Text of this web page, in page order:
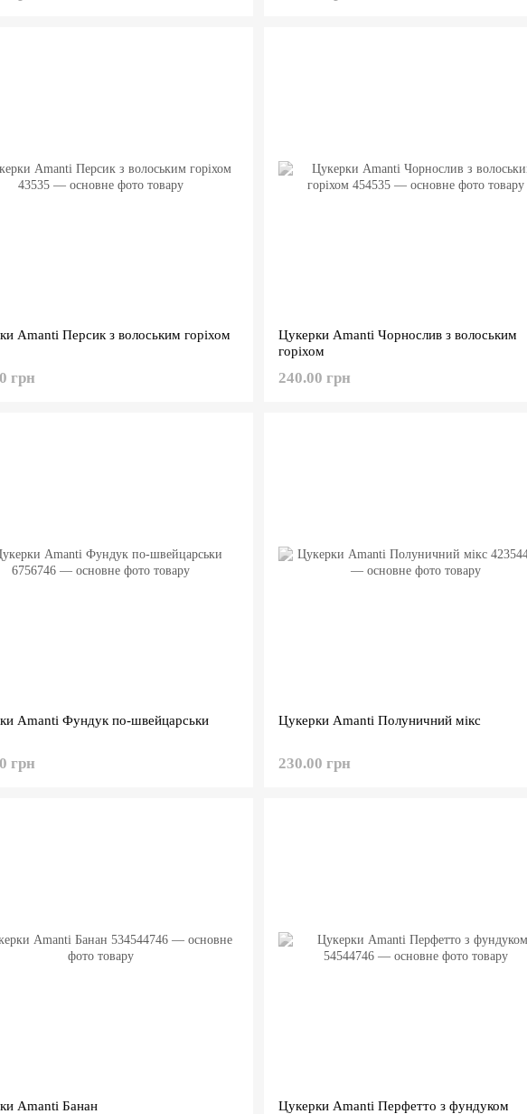
Amanti Персик з волоським горіхом
грн
Цукерки Amanti Чорнослив з волоським
горіхом
240.00 грн
Amanti Фундук по-швейцарськи
грн
Цукерки Amanti Полуничний мікс
230.00 грн
Amanti Банан Цукерки Amanti Перфетто з фундуком